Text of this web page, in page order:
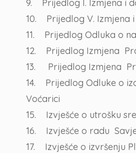
9. Prijedlog I. Izmjena i
10. Prijedlog V. Izmjena
11. Prijedlog Odluka o
12. Prijedlog Izmjena
13. Prijedlog Izmjena
14. Prijedlog Odluke o
Voćarici
15. Izvješće o utrošku
16. Izvješće o radu
17. Izvješće o izvršenju